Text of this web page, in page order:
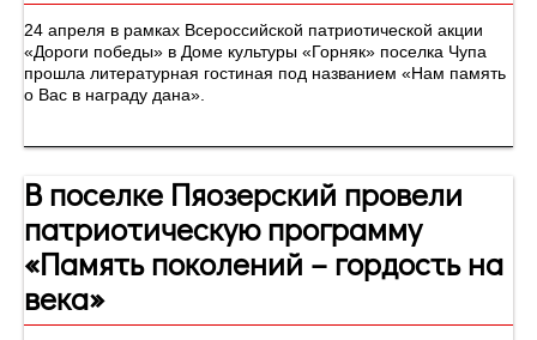
24 апреля в рамках Всероссийской патриотической акции
«Дороги победы» в Доме культуры «Горняк» поселка Чупа
прошла литературная гостиная под названием «Нам память
о Вас в награду дана».
В поселке Пяозерский провели
патриотическую программу
«Память поколений – гордость на
века»